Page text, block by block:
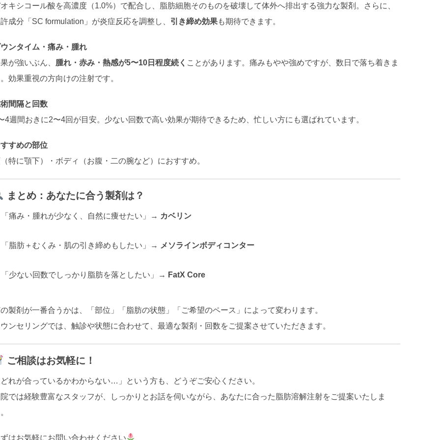
キシコール酸を高濃度（1.0%）で配合し、脂肪細胞そのものを破壊して体外へ排出する強力な製剤。さらに、
成分「SC formulation」が炎症反応を調整し、 引き締め効果も期待できます。
ンタイム・痛み・腫れ
が強いぶん、 腫れ・赤み・熱感が5〜10日程度続く ことがあります。痛みもやや強めですが、数日で落ち着きま
効果重視の方向けの注射です。
間隔と回数
4週間おきに2〜4回が目安。少ない回数で高い効果が期待できるため、忙しい方にも選ばれています。
すめの部位
特に顎下）・ボディ（お腹・二の腕など）におすすめ。
まとめ：あなたに合う製剤は？
「痛み・腫れが少なく、自然に痩せたい」→ カベリン
「脂肪＋むくみ・肌の引き締めもしたい」→ メソラインボディコンター
「少ない回数でしっかり脂肪を落としたい」→ FatX Core
製剤が一番合うかは、「部位」「脂肪の状態」「ご希望のペース」によって変わります。
ンセリングでは、触診や状態に合わせて、最適な製剤・回数をご提案させていただきます。
ご相談はお気軽に！
れが合っているかわからない…」という方も、どうぞご安心ください。
では経験豊富なスタッフが、しっかりとお話を伺いながら、あなたに合った脂肪溶解注射をご提案いたしま
はお気軽にお問い合わせください